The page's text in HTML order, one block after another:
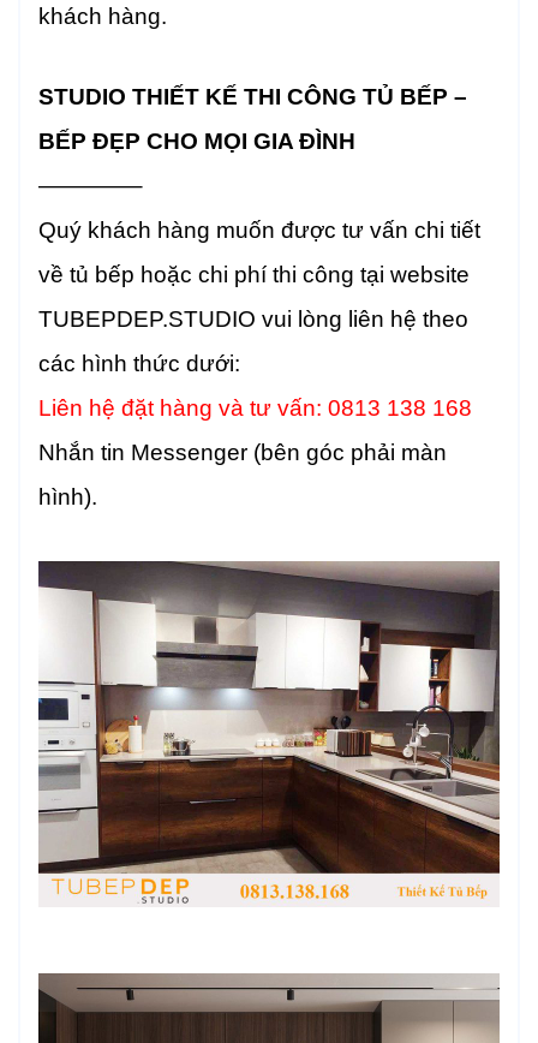
khách hàng.
STUDIO THIẾT KẾ THI CÔNG TỦ BẾP –
BẾP ĐẸP CHO MỌI GIA ĐÌNH
————–
Quý khách hàng muốn được tư vấn chi tiết
về tủ bếp hoặc chi phí thi công tại website
TUBEPDEP.STUDIO vui lòng liên hệ theo
các hình thức dưới:
Liên hệ đặt hàng và tư vấn: 0813 138 168
Nhắn tin Messenger (bên góc phải màn
hình).